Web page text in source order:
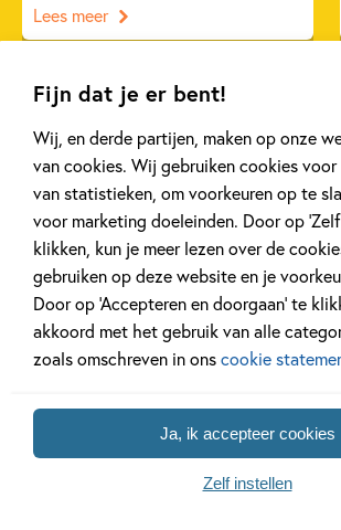
Fijn dat je er bent!
Wij, en derde partijen, maken op onze
van cookies. Wij gebruiken cookies
van statistieken, om voorkeuren op te
voor marketing doeleinden. Door op
klikken, kun je meer lezen over de
gebruiken op deze website en je
Door op ‘Accepteren en doorgaan’ te
akkoord met het gebruik van alle
zoals omschreven in onscookie
Ja, ik accepteer cookies
Zelf instellen
Lees meer
Bekijk alle artikelen
Bekijk ook eens